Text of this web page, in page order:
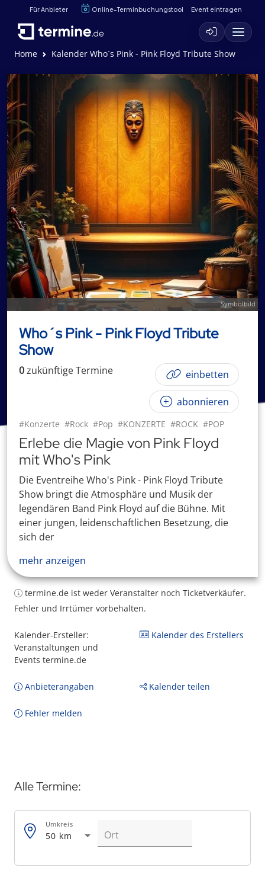
Für Anbieter Online-Terminbuchungstool Event eintragen
Home Kalender Who´s Pink - Pink Floyd Tribute Show
Symbolbild
Who´s Pink - Pink Floyd Tribute
Show
0zukünftigeTermine einbetten
abonnieren
#Konzerte #Rock #Pop #KONZERTE #ROCK #POP
Erlebe die Magie von Pink Floyd
mit Who's Pink
Die Eventreihe Who's Pink - Pink Floyd Tribute
Show bringt die Atmosphäre und Musik der
legendären Band Pink Floyd auf die Bühne. Mit
einer jungen, leidenschaftlichen Besetzung, die
sich der
mehr anzeigen
termine.de ist weder Veranstalter noch Ticketverkäufer.
Fehler und Irrtümer vorbehalten.
Kalender-Ersteller:
Veranstaltungen und
Events termine.de
Kalender des Erstellers
Anbieterangaben Kalender teilen
Fehler melden
Alle Termine:
50 km
Umkreis